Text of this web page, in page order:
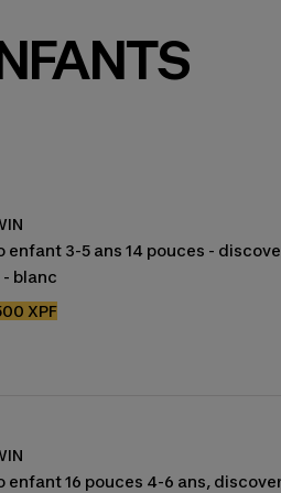
enfant 3-5 ans 14 pouces -
- blanc
XPF
enfant 16 pouces 4-6 ans,